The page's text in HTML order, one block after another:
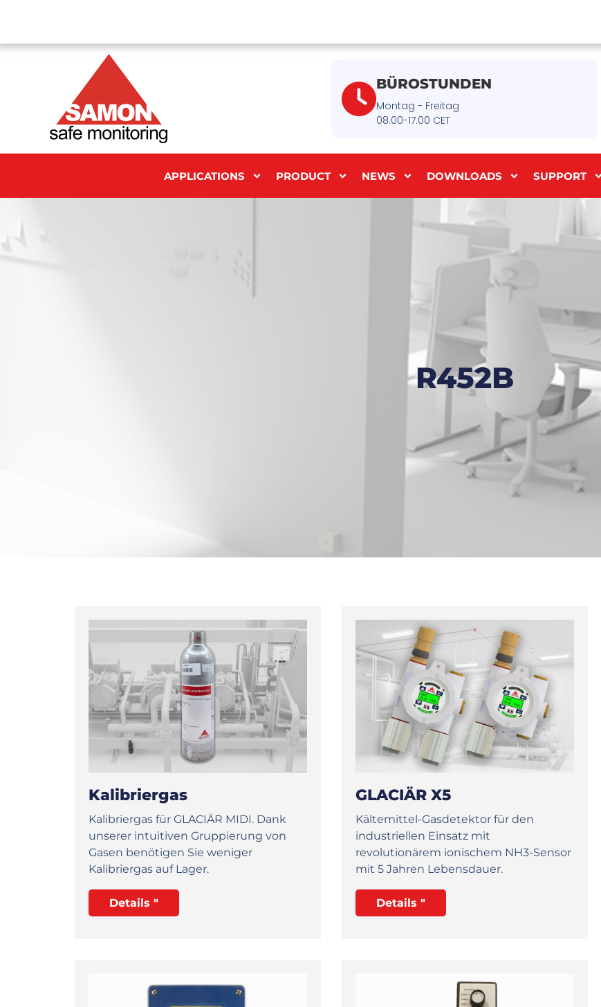
BÜROSTUNDEN
Montag - Freitag
08.00-17.00 CET
APPLICATIONS PRODUCT NEWS DOWNLOADS SUPPORT
R452B
Kalibriergas
Kalibriergas für GLACIÄR MIDI. Dank
unserer intuitiven Gruppierung von
Gasen benötigen Sie weniger
Kalibriergas auf Lager.
Details "
GLACIÄR X5
Kältemittel-Gasdetektor für den
industriellen Einsatz mit
revolutionärem ionischem NH3-Sensor
mit 5 Jahren Lebensdauer.
Details "